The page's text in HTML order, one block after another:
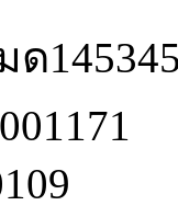
ด
001171